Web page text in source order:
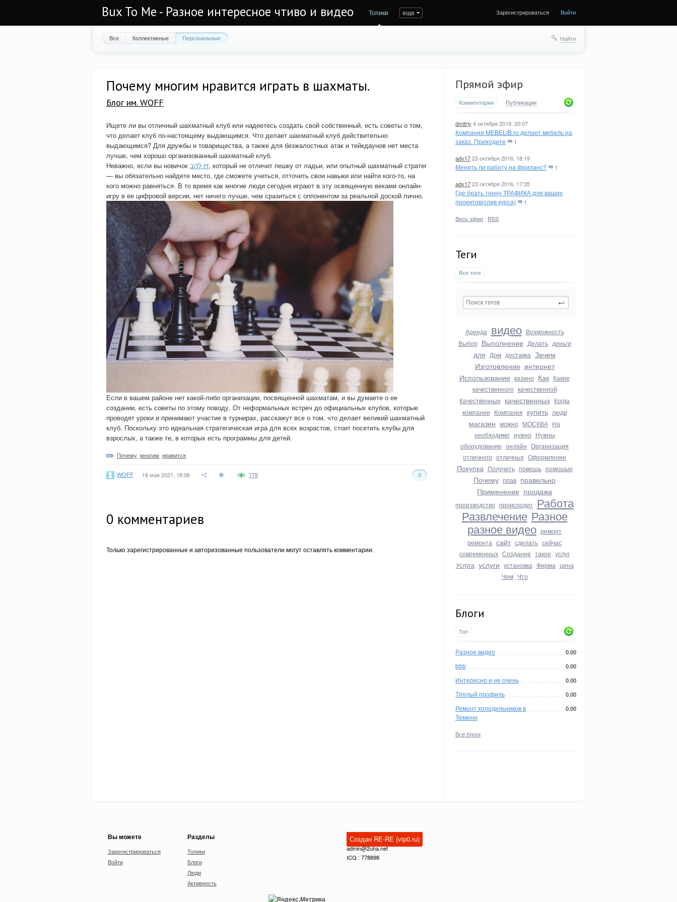
Bux To Me - Разное интересное чтиво и видео Топики еще Зарегистрироваться Войти
Все Коллективные Персональные Найти
Прямой эфир
Комментарии Публикации
dmitriy 4 октября 2019, 20:07
Компания MEBELIB.ru делает мебель на
заказ. Приходите
1
adv1723 октября 2016, 18:19
Менять ли работу на фриланс? 1
adv1723 октября 2016, 17:35
Где брать тонну ТРАФИКА для ваших
проектов(слив курса)
1
Весь эфир · RSS
Теги
Все теги
Аренда видео Возможность
Выбор Выполнение Делать деньги
для Дом доставка Зачем
Изготовление интернет
Использование казино Как Какие
качественного качественной
Качественные качественных Когда
компании Компания купить люди
магазин можно МОСКВА На
необходимо нужно Нужны
оборудование онлайн Организация
отличного отличных Оформление
Покупка Получить помощь помощью
Почему прав правильно
Применение продажа
производство происходит Работа
Развлечение Разное
разное видео ремонт
ремонта сайт сделать сейчас
современных Создание такое услуг
Услуга услуги установка Фирма цена
Чем Что
Блоги
Топ
Разное видео 0.00
bbb 0.00
Интересно и не очень 0.00
Тёплый профиль 0.00
Ремонт холодильников в
Тюмени
0.00
Все блоги
Почему многим нравится играть в шахматы.
Блог им. WOFF
Ищете ли вы отличный шахматный клуб или надеетесь создать свой собственный, есть советы о том,
что делает клуб по-настоящему выдающимся. Что делает шахматный клуб действительно
выдающимся? Для дружбы и товарищества, а также для безжалостных атак и тейкдаунов нет места
лучше, чем хорошо организованный шахматный клуб.
Неважно, если вы новичок זיו להב, который не отличит пешку от ладьи, или опытный шахматный стратег
— вы обязательно найдете место, где сможете учиться, отточить свои навыки или найти кого-то, на
кого можно равняться. В то время как многие люди сегодня играют в эту освященную веками онлайн-
игру в ее цифровой версии, нет ничего лучше, чем сразиться с оппонентом за реальной доской лично.
Если в вашем районе нет какой-либо организации, посвященной шахматам, и вы думаете о ее
создании, есть советы по этому поводу. От неформальных встреч до официальных клубов, которые
проводят уроки и принимают участие в турнирах, расскажут все о том, что делает великий шахматный
клуб. Поскольку это идеальная стратегическая игра для всех возрастов, стоит посетить клубы для
взрослых, а также те, в которых есть программы для детей.
Почему многим нравится
WOFF 16 мая 2021, 18:06 0
779
0 комментариев
Только зарегистрированные и авторизованные пользователи могут оставлять комментарии.
Вы можете
Зарегистрироваться
Войти
Разделы
Топики
Блоги
Люди
Активность
Создан RE-RE (vip0.ru)
admin@2uha.net
ICQ : 778898